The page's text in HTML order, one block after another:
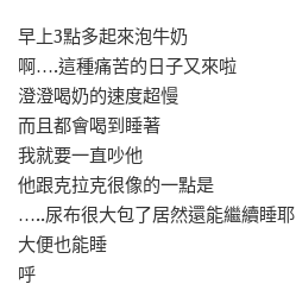
早上3點多起來泡牛奶
啊….這種痛苦的日子又來啦
澄澄喝奶的速度超慢
而且都會喝到睡著
我就要一直吵他
他跟克拉克很像的一點是
…..尿布很大包了居然還能繼續睡耶
大便也能睡
呼